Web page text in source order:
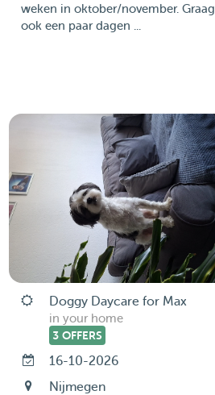
weken in oktober/november. Graag
ook een paar dagen ...
Doggy Daycare for Max
in your home
3 OFFERS
16-10-2026
Nijmegen